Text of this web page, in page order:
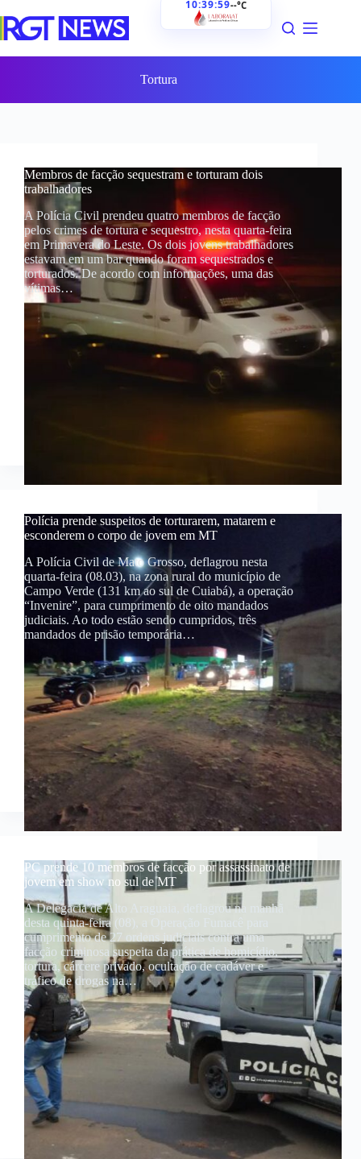
para
10:40:00--°C
Tortura
Membros de facção sequestram e torturam dois
trabalhadores
A Polícia Civil prendeu quatro membros de facção
pelos crimes de tortura e sequestro, nesta quarta-feira
em Primavera do Leste. Os dois jovens trabalhadores
estavam em um bar quando foram sequestrados e
torturados. De acordo com informações, uma das
vítimas…
Polícia prende suspeitos de torturarem, matarem e
esconderem o corpo de jovem em MT
A Polícia Civil de Mato Grosso, deflagrou nesta
quarta-feira (08.03), na zona rural do município de
Campo Verde (131 km ao sul de Cuiabá), a operação
“Invenire”, para cumprimento de oito mandados
judiciais. Ao todo estão sendo cumpridos, três
mandados de prisão temporária…
PC prende 10 membros de facção por assassinato de
jovem em show no sul de MT
A Delegacia de Alto Araguaia, deflagrou na manhã
desta quinta-feira (08), a Operação Fumacê para
cumprimento de 27 ordens judiciais contra uma
facção criminosa suspeita da prática de homicídio,
tortura, cárcere privado, ocultação de cadáver e
tráfico de drogas na…